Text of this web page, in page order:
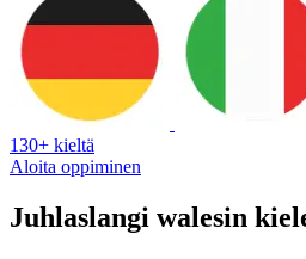
130+ kieltä
Aloita oppiminen
Juhlaslangi walesin